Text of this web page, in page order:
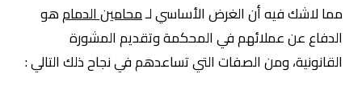
مما لاشك فيه أن الغرض الأساسي لـمحامين الدمامهو
الدفاع عن عملائهم في المحكمة وتقديم المشورة
القانونية، ومن الصفات التي تساعدهم في نجاح ذلك التالي :